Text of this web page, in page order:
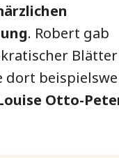
. Robert gab
Blätter
dort
Otto-